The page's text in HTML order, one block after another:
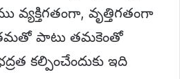
వ్యక్తిగతంగా, వృత్తిగతంగా
తమతో పాటు తమకెంతో
కల్పించేందుకు ఇది